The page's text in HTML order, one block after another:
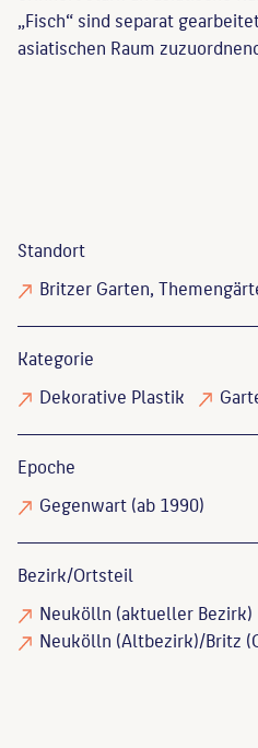
„Fisch“ sind separat
asiatischen Raum
Standort
Britzer Garten,
Kategorie
Dekorative Plastik
Epoche
Gegenwart (ab 1990)
Bezirk/Ortsteil
Neukölln (aktueller Bezirk)
Neukölln (Altbezirk)/Britz